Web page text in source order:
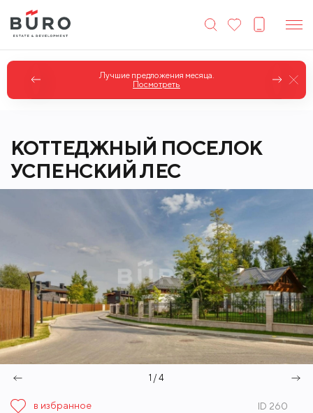
Лучшие предложения месяца.
Посмотреть
КОТТЕДЖНЫЙ ПОСЕЛОК
УСПЕНСКИЙ ЛЕС
1 / 4
в избранное ID 260